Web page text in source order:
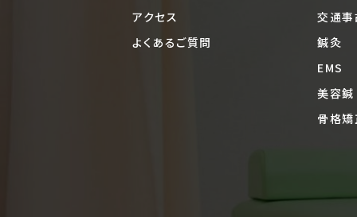
アクセス
よくあるご質問
交通
鍼灸
EMS
美容鍼
骨格